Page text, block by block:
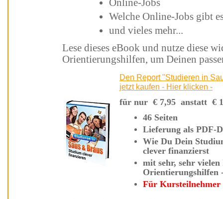
Online-Jobs
und vieles mehr...
Lese dieses eBook und nutze diese wichtigen Denkanstöße und wertvollen
Orientierungshilfen, um Deinen
Den Report "Studieren in Saus und Braus - Studium clever finanzieren"
jetzt kaufen - Hier klicken -
für nur € 7,95 anstatt €
46 Seiten
Lieferung
Wie Du Dein Studium mit einen passenden Studenten-Job
clever finanzierst
mit sehr, sehr vielen hilfreichen Tipps und
Für